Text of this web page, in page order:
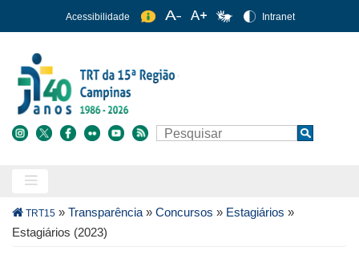
para
conteúdo
principal
Acessibilidade Intranet
Buscar Search
Trilha
de
TRT15 » Transparência » Concursos » Estagiários »
Estagiários (2023)